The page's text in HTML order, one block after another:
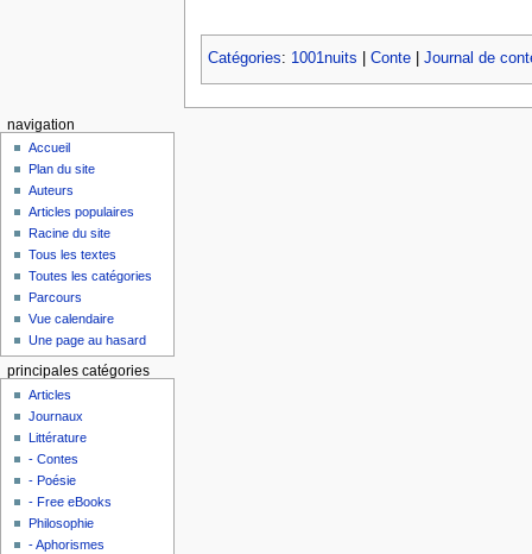
Catégories: 1001nuits Conte| Journal de
navigation
Accueil
Plan du site
Auteurs
Articles populaires
Racine du site
Tous les textes
Toutes les catégories
Parcours
Vue calendaire
Une page au hasard
principales catégories
Articles
Journaux
Littérature
- Contes
- Poésie
- Free eBooks
Philosophie
- Aphorismes